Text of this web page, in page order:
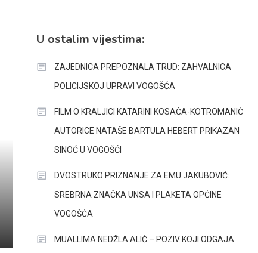
U ostalim vijestima:
ZAJEDNICA PREPOZNALA TRUD: ZAHVALNICA
POLICIJSKOJ UPRAVI VOGOŠĆA
FILM O KRALJICI KATARINI KOSAČA-KOTROMANIĆ
AUTORICE NATAŠE BARTULA HEBERT PRIKAZAN
SINOĆ U VOGOŠĆI
DVOSTRUKO PRIZNANJE ZA EMU JAKUBOVIĆ:
SREBRNA ZNAČKA UNSA I PLAKETA OPĆINE
VOGOŠĆA
MUALLIMA NEDŽLA ALIĆ – POZIV KOJI ODGAJA